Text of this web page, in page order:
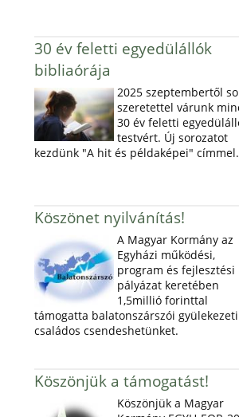
30 év feletti egyedülállók
bibliaórája
2025 szeptembertől
szeretettel várunk
30 év feletti
testvért. Új sorozatot
kezdünk "A hit és példaképei" címmel.
Köszönet nyilvánítás!
A Magyar Kormány az
Egyházi működési,
program és fejlesztési
pályázat keretében
1,5millió forinttal
támogatta balatonszárszói gyülekezeti
családos csendeshetünket.
Köszönjük a támogatást!
Köszönjük a Magyar